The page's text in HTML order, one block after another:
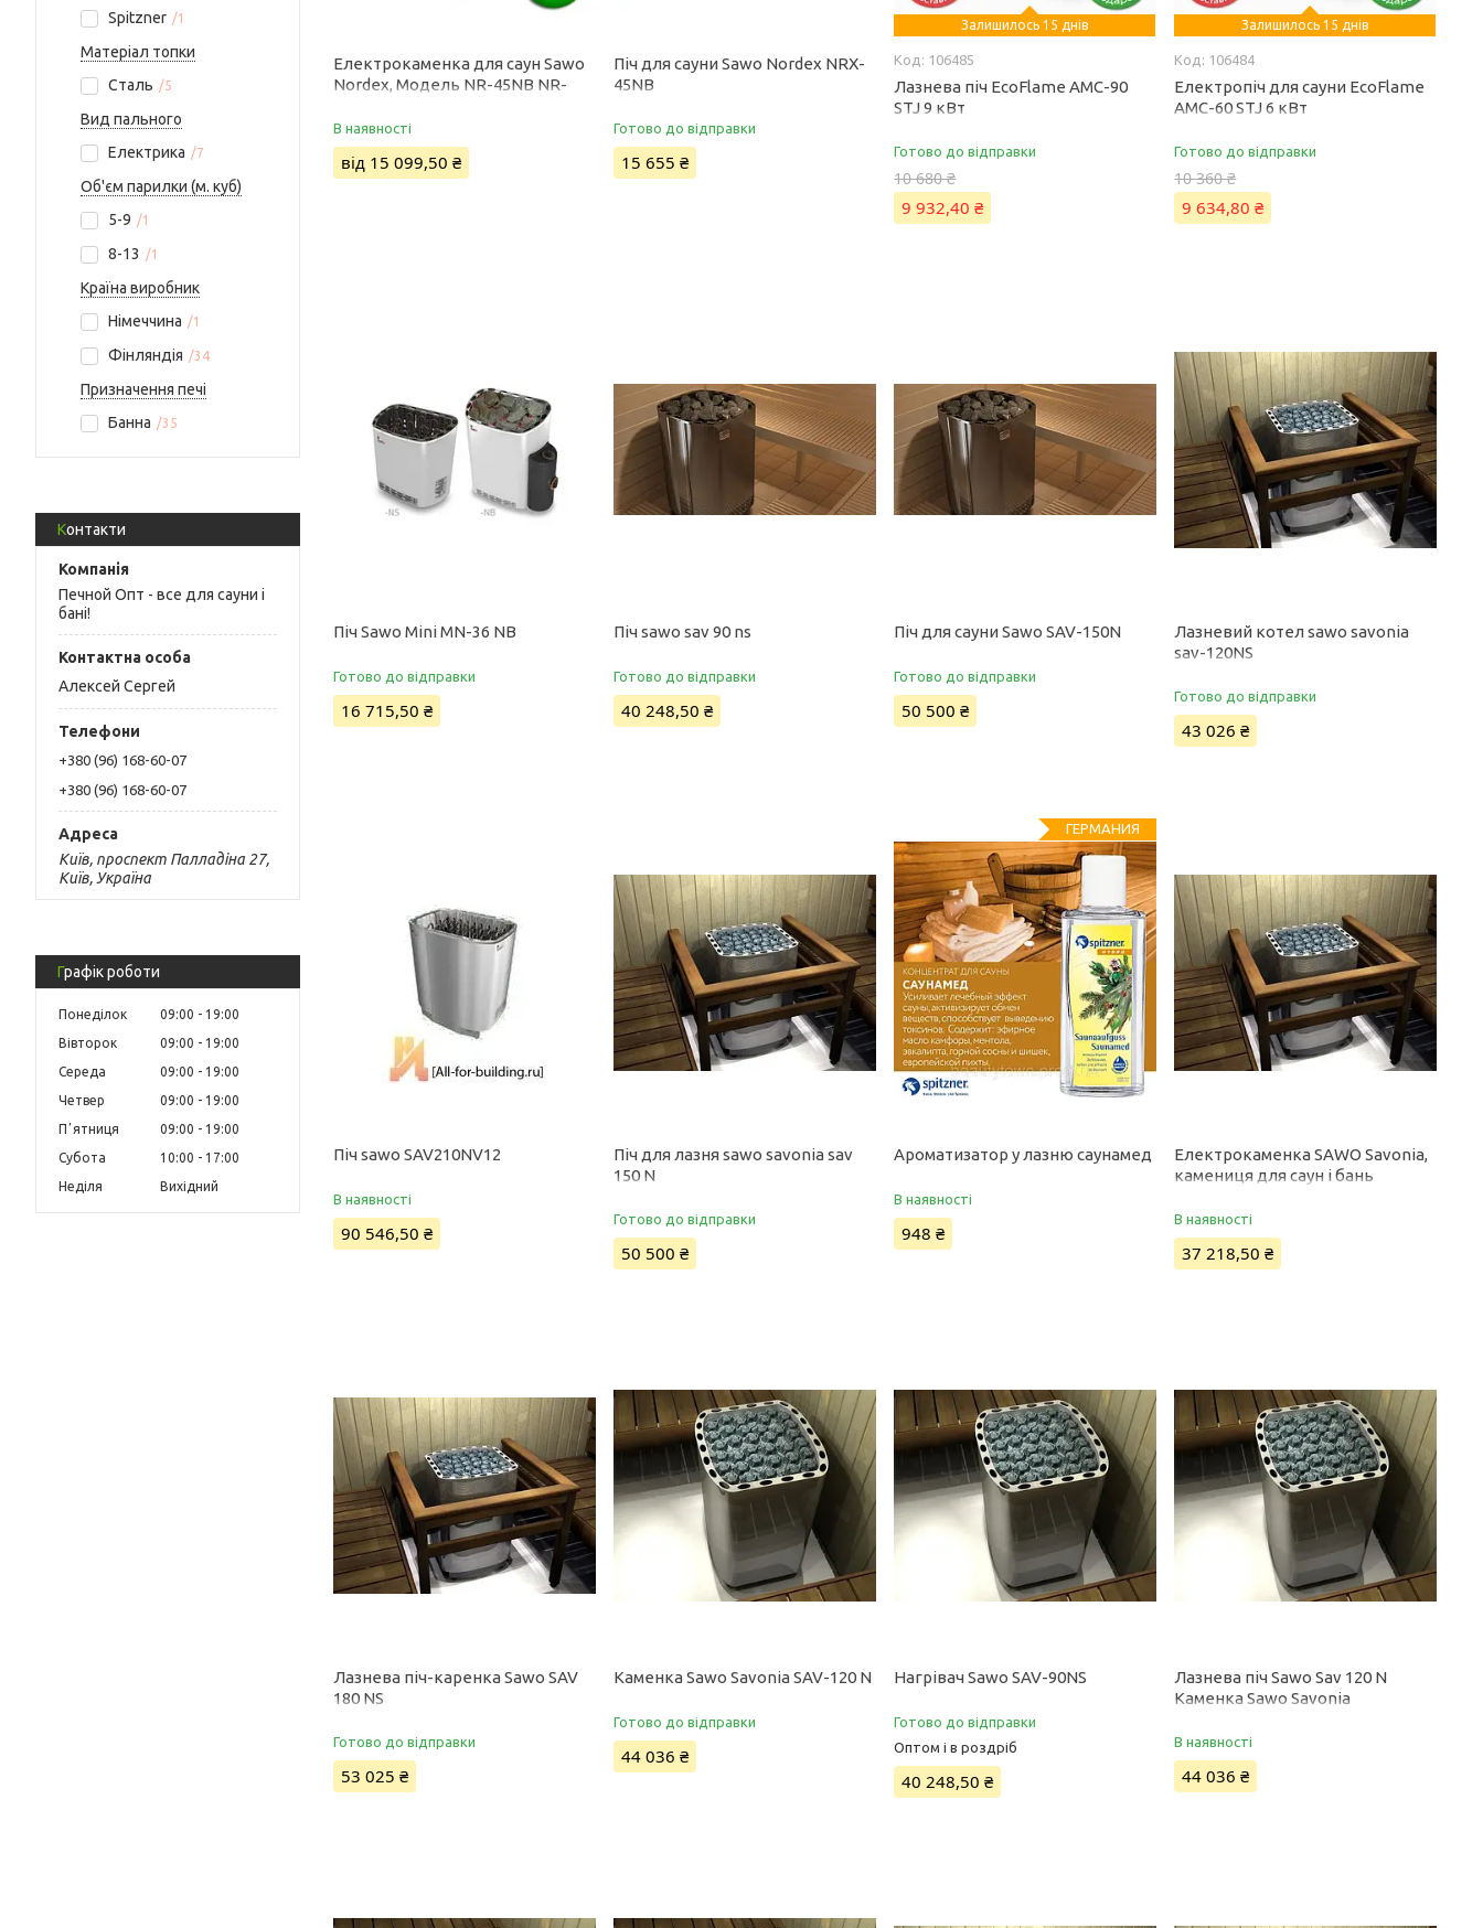
Spitzner 1
Матеріал топки
Сталь
5
Вид пального
Електрика
7
Об'єм парилки (м. куб)
5-9
1
8-13 1
Країна виробник
Німеччина
1
Фінляндія 34
Призначення печі
Банна
35
Контакти
Печной Опт - все для сауни і
бані!
Алексей Сергей
+380 (96) 168-60-07
+380 (96) 168-60-07
Київ, проспект Палладіна 27,
Київ, Україна
Графік роботи
Понеділок 09:00
19:00
Вівторок
09:00
19:00
Середа
09:00
19:00
Четвер
09:00
19:00
Пʼятниця
09:00
19:00
Субота
10:00
17:00
Неділя
Вихідний
Електрокаменка для саун Sawo
Nordex, Модель NR-45NB NR-
В наявності
від 15 099,50 ₴
Піч для сауни Sawo Nordex NRX-
45NB
Готово до відправки
15 655 ₴
Залишилось 15 днів
106485
Лазнева піч EcoFlame AMC-90
STJ 9 кВт
Готово до відправки
10 680 ₴
9 932,40 ₴
Залишилось 15 днів
106484
Електропіч для сауни EcoFlame
AMC-60 STJ 6 кВт
Готово до відправки
10 360 ₴
9 634,80 ₴
Піч Sawo Mini MN-36 NB
Готово до відправки
16 715,50 ₴
Піч sawo sav 90 ns
Готово до відправки
40 248,50 ₴
Піч для сауни Sawo SAV-150N
Готово до відправки
50 500 ₴
Лазневий котел sawo savonia
sav-120NS
Готово до відправки
43 026 ₴
Піч sawo SAV210NV12
В наявності
90 546,50 ₴
Піч для лазня sawo savonia sav
150 N
Готово до відправки
50 500 ₴
ГЕРМАНИЯ
Ароматизатор у лазню саунамед
В наявності
948 ₴
Електрокаменка SAWO Savonia,
камениця для саун і бань
В наявності
37 218,50 ₴
Лазнева піч-каренка Sawo SAV
180 NS
Готово до відправки
53 025 ₴
Каменка Sawo Savonia SAV-120 N
Готово до відправки
44 036 ₴
Нагрівач Sawo SAV-90NS
Готово до відправки
Оптом і в роздріб
40 248,50 ₴
Лазнева піч Sawo Sav 120 N
Каменка Sawo Savonia
В наявності
44 036 ₴